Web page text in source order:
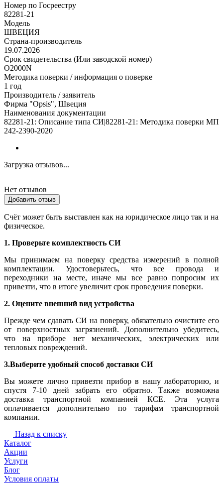
Номер по Госреестру
82281-21
Модель
ШВЕЦИЯ
Страна-производитель
19.07.2026
Срок свидетельства (Или заводской номер)
O2000N
Методика поверки / информация о поверке
1 год
Производитель / заявитель
Фирма "Opsis", Швеция
Наименования документации
82281-21: Описание типа СИ|82281-21: Методика поверки МП
242-2390-2020
Загрузка отзывов...
Нет отзывов
Добавить отзыв
Счёт может быть выставлен как на юридическое лицо так и на
физическое.
1. Проверьте комплектность СИ
Мы принимаем на поверку средства измерений в полной
комплектации. Удостоверьтесь, что все провода и
переходники на месте, иначе мы все равно попросим их
привезти, что в итоге увеличит срок проведения поверки.
2. Оцените внешний вид устройства
Прежде чем сдавать СИ на поверку, обязательно очистите его
от поверхностных загрязнений. Дополнительно убедитесь,
что на приборе нет механических, электрических или
тепловых повреждений.
3.Выберите удобный способ доставки СИ
Вы можете лично привезти прибор в нашу лабораторию, и
спустя 7-10 дней забрать его обратно. Также возможна
доставка транспортной компанией КСЕ. Эта услуга
оплачивается дополнительно по тарифам транспортной
компании.
Назад к списку
Каталог
Акции
Услуги
Блог
Условия оплаты